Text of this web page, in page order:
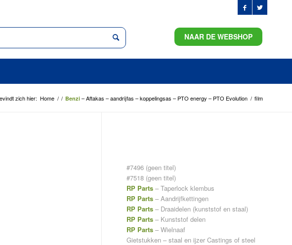
NAAR DE WEBSHOP
zich hier: Home / / Benzi – Aftakas – aandrijfas – koppelingsas – PTO energy – PTO Evolution / film
#7496 (geen titel)
#7518 (geen titel)
RP Parts– Taperlock klembus
RP Parts – Aandrijfkettingen
RP Parts – Draaidelen (kunststof en staal)
RP Parts – Kunststof delen
RP Parts – Wielnaaf
Gietstukken – staal en ijzer Castings of steel